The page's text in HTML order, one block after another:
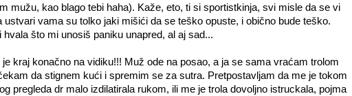
mužu, kao blago tebi haha). Kaže, eto, ti si sportistkinja, svi misle da se vi
ustvari vama su tolko jaki mišići da se teško opuste, i obično bude teško.
što mi unosiš paniku unapred, al aj sad...
kraj konačno na vidiku!!! Muž ode na posao, a ja se sama vraćam trolom
da stignem kući i spremim se za sutra. Pretpostavljam da me je tokom
pregleda dr malo izdilatirala rukom, ili me je trola dovoljno istruckala, pojma